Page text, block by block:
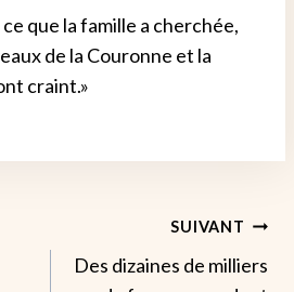
que la famille a cherchée,
de la Couronne et la
craint.»
SUIVANT
Des dizaines de milliers